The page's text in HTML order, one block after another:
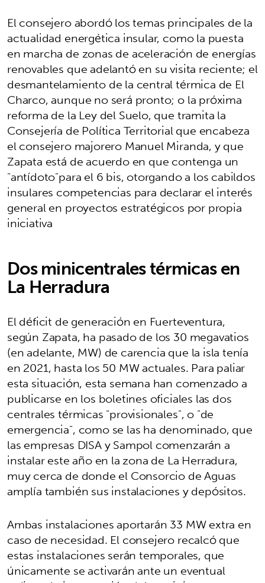
El consejero abordó los temas principales de la
actualidad energética insular, como la puesta
en marcha de zonas de aceleración de energías
renovables que adelantó en su visita reciente; el
desmantelamiento de la central térmica de El
Charco, aunque no será pronto; o la próxima
reforma de la Ley del Suelo, que tramita la
Consejería de Política Territorial que encabeza
el consejero majorero Manuel Miranda, y que
Zapata está de acuerdo en que contenga un
"antídoto"para el 6 bis, otorgando a los cabildos
insulares competencias para declarar el interés
general en proyectos estratégicos por propia
iniciativa
Dos minicentrales térmicas en
La Herradura
El déficit de generación en Fuerteventura,
según Zapata, ha pasado de los 30 megavatios
(en adelante, MW) de carencia que la isla tenía
en 2021, hasta los 50 MW actuales. Para paliar
esta situación, esta semana han comenzado a
publicarse en los boletines oficiales las dos
centrales térmicas "provisionales", o "de
emergencia", como se las ha denominado, que
las empresas DISA y Sampol comenzarán a
instalar este año en la zona de La Herradura,
muy cerca de donde el Consorcio de Aguas
amplía también sus instalaciones y depósitos.
Ambas instalaciones aportarán 33 MW extra en
caso de necesidad. El consejero recalcó que
estas instalaciones serán temporales, que
únicamente se activarán ante un eventual